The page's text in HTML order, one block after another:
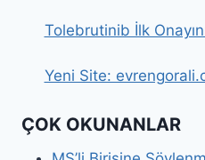
Tolebrutinib İlk
Yeni Site:
ÇOK OKUNANLAR